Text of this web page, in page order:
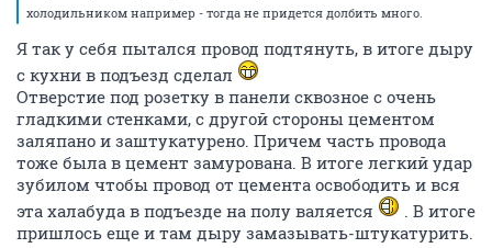
холодильником например - тогда не придется долбить много.
Я так у себя пытался провод подтянуть, в итоге дыру
с кухни в подъезд сделал
Отверстие под розетку в панели сквозное с очень
гладкими стенками, с другой стороны цементом
заляпано и заштукатурено. Причем часть провода
тоже была в цемент замурована. В итоге легкий удар
зубилом чтобы провод от цемента освободить и вся
эта халабуда в подъезде на полу валяется
. В итоге
пришлось еще и там дыру замазывать-штукатурить.